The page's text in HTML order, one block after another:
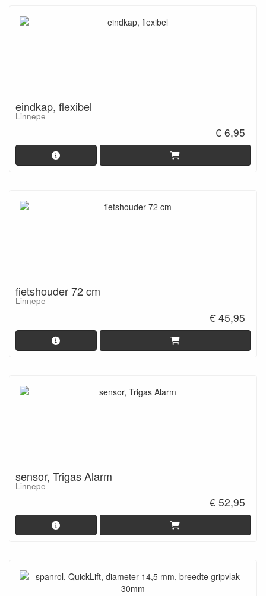
eindkap, flexibel
Linnepe
€ 6,95
fietshouder 72 cm
Linnepe
€ 45,95
sensor, Trigas Alarm
Linnepe
€ 52,95